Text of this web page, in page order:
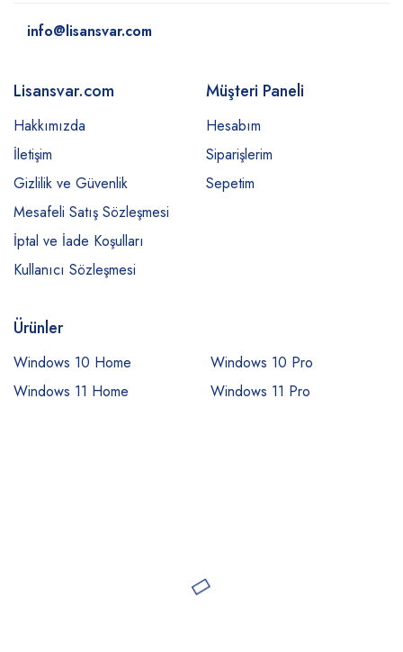
info@lisansvar.com
Lisansvar.com
Hakkımızda
İletişim
Gizlilik ve Güvenlik
Mesafeli Satış Sözleşmesi
İptal ve İade Koşulları
Kullanıcı Sözleşmesi
Müşteri Paneli
Hesabım
Siparişlerim
Sepetim
Ürünler
Windows 10 Home
Windows 10 Pro
Windows 11 Home
Windows 11 Pro